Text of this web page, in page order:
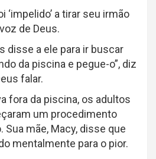
‘impelido’ a tirar seu irmão
de Deus.
disse a ele para ir buscar
da piscina e pegue-o”, diz
falar.
fora da piscina, os adultos
um procedimento
Sua mãe, Macy, disse que
mentalmente para o pior.